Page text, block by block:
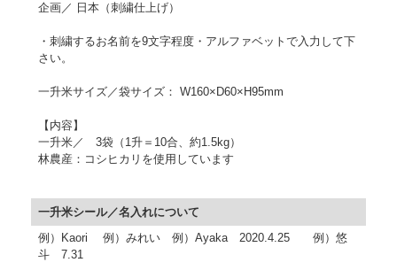
企画／ 日本（刺繍仕上げ）
・刺繍するお名前を9文字程度・アルファベットで入力して下
さい。
一升米サイズ／袋サイズ： W160×D60×H95mm
【内容】
一升米／ 3袋（1升＝10合、約1.5kg）
林農産：コシヒカリを使用しています
一升米シール／名入れについて
例）Kaori 例）みれい 例）Ayaka 2020.4.25 例）悠
斗 7.31